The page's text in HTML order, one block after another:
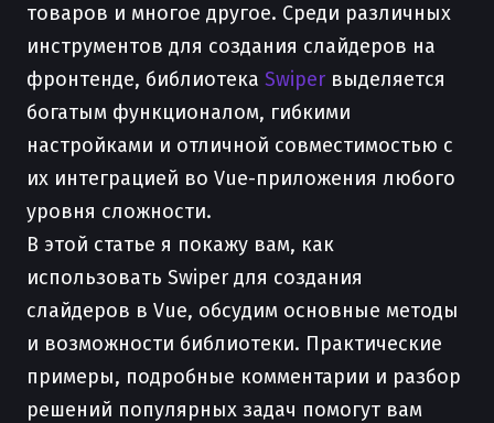
товаров и многое другое. Среди различных
инструментов для создания слайдеров на
фронтенде, библиотека Swiper выделяется
богатым функционалом, гибкими
настройками и отличной совместимостью с
их интеграцией во Vue-приложения любого
уровня сложности.
В этой статье я покажу вам, как
использовать Swiper для создания
слайдеров в Vue, обсудим основные методы
и возможности библиотеки. Практические
примеры, подробные комментарии и разбор
решений популярных задач помогут вам